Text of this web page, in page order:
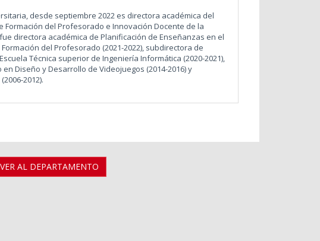
desde septiembre 2022 es directora académica del
Formación del Profesorado e Innovación Docente de la
directora académica de Planificación de Enseñanzas en el
del Profesorado (2021-2022), subdirectora de
Técnica superior de Ingeniería Informática (2020-2021),
Diseño y Desarrollo de Videojuegos (2014-2016) y
2012).
AL DEPARTAMENTO